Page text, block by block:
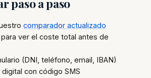
paso a paso
comparador actualizado
ver el coste total antes de
(DNI, teléfono, email, IBAN)
con código SMS